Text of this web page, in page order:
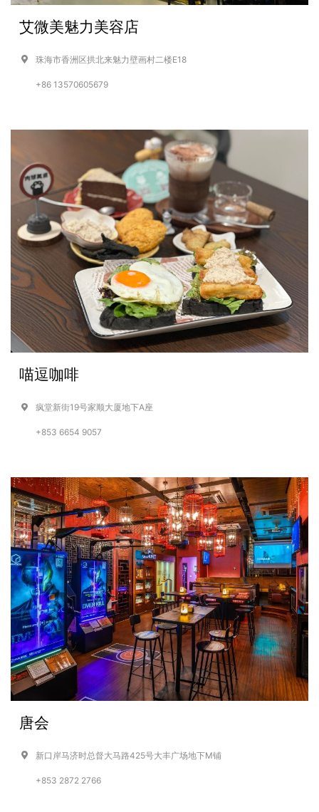
艾微美魅力美容店
珠海市香洲区拱北来魅力壁画村二楼E18
+86 13570605679
喵逗咖啡
疯堂新街19号家顺大厦地下A座
+853 6654 9057
唐会
新口岸马济时总督大马路425号大丰广场地下M铺
+853 2872 2766